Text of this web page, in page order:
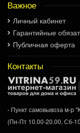
Важное
Личный кабинет
Гарантийные
Публичная оферта
Контакты
- Пункт самовывоза м-р
(Пн-Пт 10.00-20.00, Сб-